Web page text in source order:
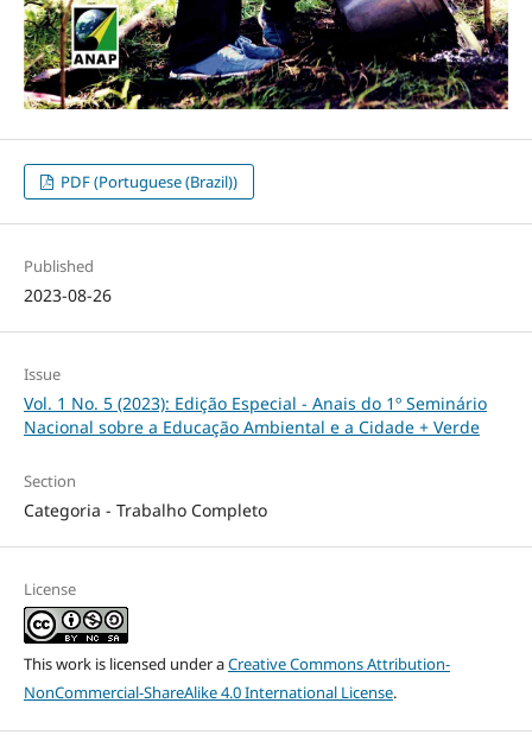
PDF (Portuguese (Brazil))
Published
2023-08-26
Issue
Vol. 1 No. 5 (2023): Edição Especial - Anais do 1º Seminário
Nacional sobre a Educação Ambiental e a Cidade + Verde
Section
Categoria - Trabalho Completo
License
This work is licensed under aCreative Commons Attribution-
NonCommercial-ShareAlike 4.0 International License.